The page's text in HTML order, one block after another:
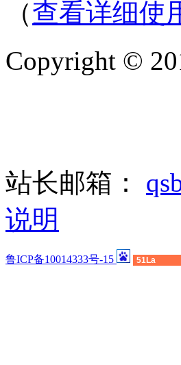
（查看详细使
Copyright ©
站长邮箱：
说明
鲁ICP备10014333号-15 51La